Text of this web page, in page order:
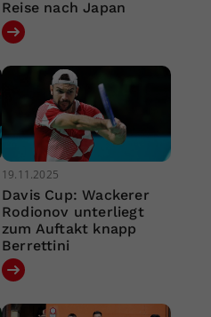
Reise nach Japan
19.11.2025
Davis Cup: Wackerer
Rodionov unterliegt
zum Auftakt knapp
Berrettini